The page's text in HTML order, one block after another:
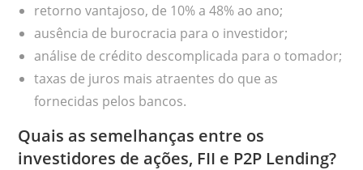
retorno vantajoso, de 10% a 48% ao ano;
ausência de burocracia para o investidor;
análise de crédito descomplicada para o tomador;
taxas de juros mais atraentes do que as
fornecidas pelos bancos.
Quais as semelhanças entre os
investidores de ações, FII e P2P Lending?